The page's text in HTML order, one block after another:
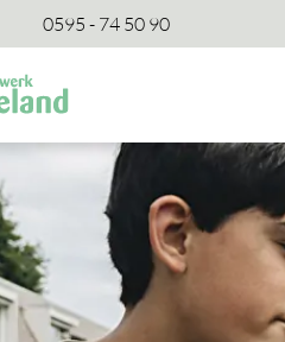
0595 - 74 50 90